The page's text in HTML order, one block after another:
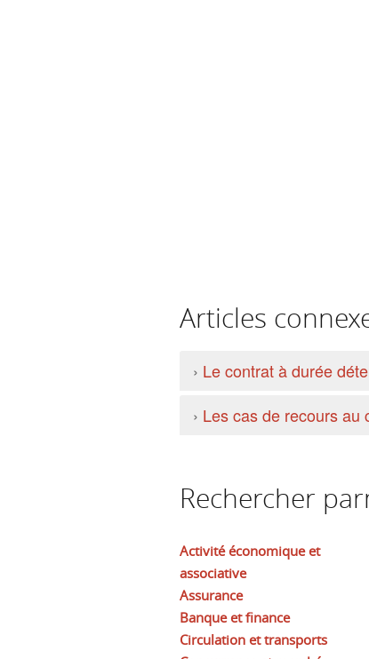
Articles
› Le contrat à durée
› Les cas de recours au
Rechercher
Activité économique et
associative
Assurance
Banque et finance
Circulation et transports